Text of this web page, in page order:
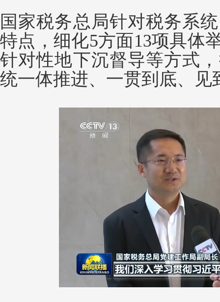
国家税务总局针对税务系
特点，细化5方面13项具体
针对性地下沉督导等方式
统一体推进、一贯到底、见